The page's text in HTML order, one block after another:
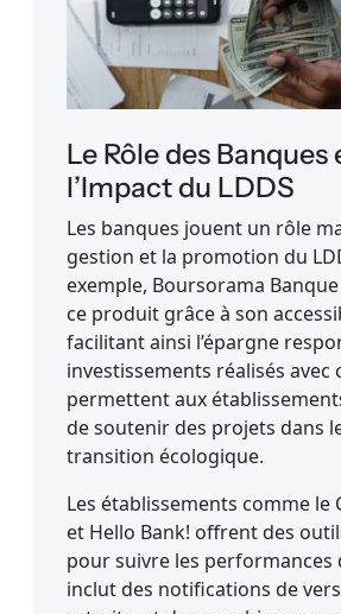
Le Rôle des Banques
l’Impact du LDDS
Les banques jouent un rôle
gestion et la promotion du
exemple, Boursorama
ce produit grâce à son
facilitant ainsi l’épargne
investissements réalisés avec
permettent aux
de soutenir des projets dans
transition écologique.
Les établissements comme le
et Hello Bank! offrent des
pour suivre les performances
inclut des notifications de